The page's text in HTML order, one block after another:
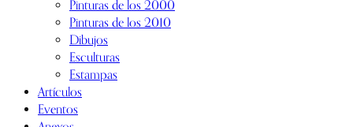
Pinturas de los 2000
Pinturas de los 2010
Dibujos
Esculturas
Estampas
Artículos
Eventos